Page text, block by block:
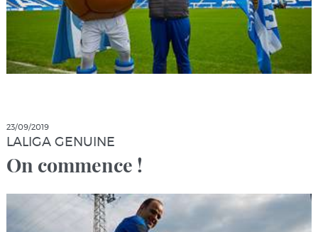
23/09/2019
LALIGA GENUINE
On commence !